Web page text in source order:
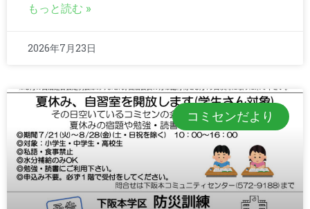
もっと読む »
2026年7月23日
コミセンだより